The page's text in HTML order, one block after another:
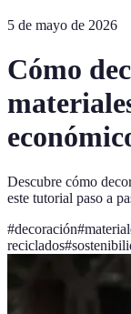
5 de mayo de 2026
Cómo
Descubre cómo
este tutorial paso a
#decoración#
reciclados#